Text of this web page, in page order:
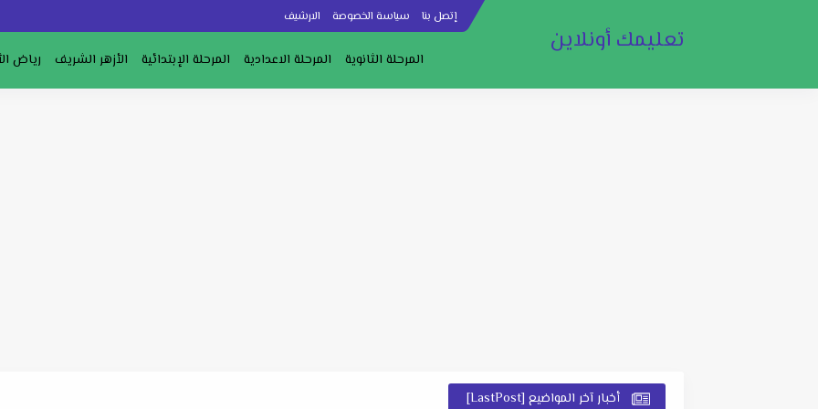
إتصل بنا سياسة الخصوصة الارشيف
تعليمك أونلاين
المرحلة الثانوية المرحلة الاعدادية المرحلة الإبتدائية الأزهر الشريف رياض
أخبار آخر المواضيع [LastPost]